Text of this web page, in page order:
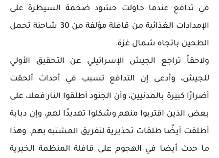
في تدافع عندما حاولت حشود ضخمة السيطرة على
الإمدادات الغذائية من قافلة مؤلفة من 30 شاحنة تحمل
الطحين باتجاه شمال غزة.
ولاحقاً تراجع الجيش الإسرائيلي عن التحقيق الأولي
للجيش، وأدعى إن التدافع تسبب في أحداث ألحقت
أضرارًا كبيرة بالمدنيين، وأن الجنود أطلقوا النار فعلا، على
بعض الذين اقتربوا منهم وشكلوا تهديدًا لهم، وإن دبابة
أطلقت أيضًا طلقات تحذيرية لتفريق المشتبه بهم. وهذا
ما حدث أيضا في الهجوم على قافلة المنظمة الخيرية